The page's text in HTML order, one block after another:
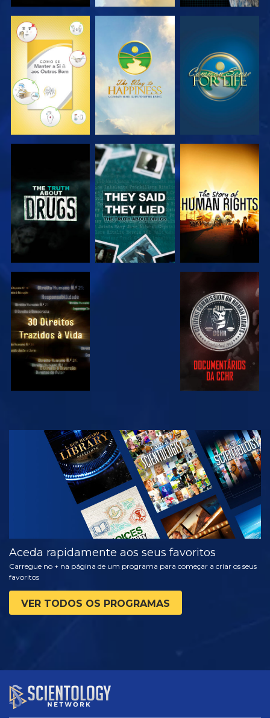
VER VER VER
VER VER
VER VER
VER
EXPLORAR A
SÉRIE
Aceda rapidamente aos seus favoritos
Carregue no + na página de um programa para começar a criar os seus
favoritos
VER TODOS OS PROGRAMAS